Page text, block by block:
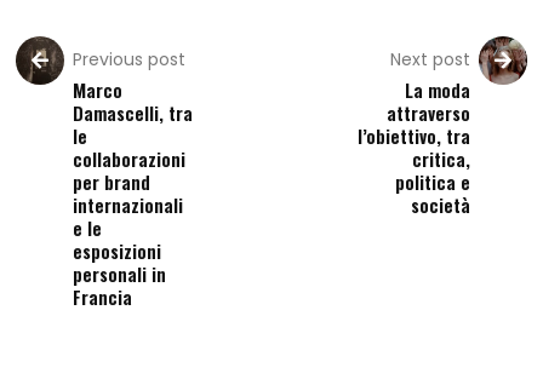
Previous post
Marco
Damascelli, tra
le
collaborazioni
per brand
internazionali
e le
esposizioni
personali in
Francia
Next post
La moda
attraverso
l’obiettivo, tra
critica,
politica e
società